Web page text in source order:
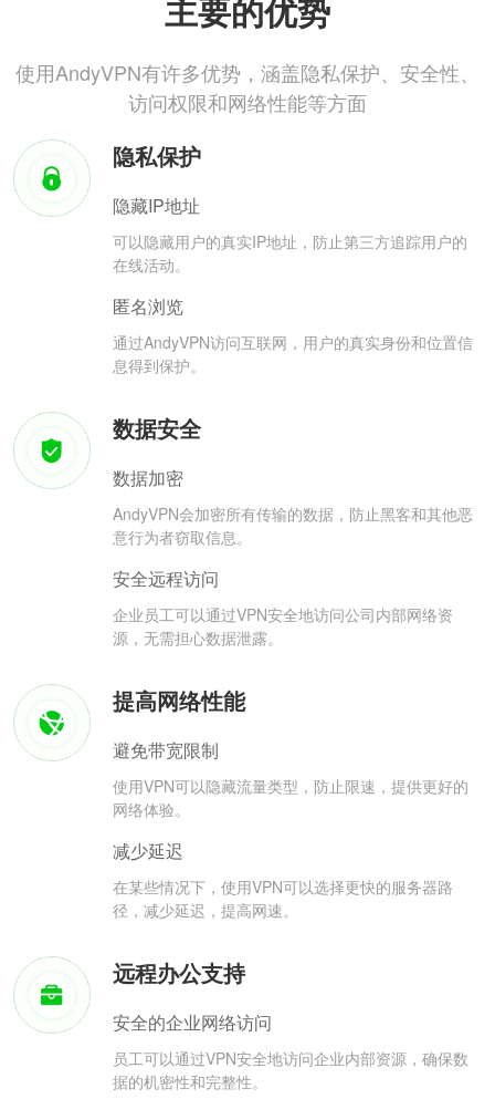
主要的优势
使用AndyVPN有许多优势，涵盖隐私保护、安全性、
访问权限和网络性能等方面
隐私保护
隐藏IP地址
可以隐藏用户的真实IP地址，防止第三方追踪用户的
在线活动。
匿名浏览
通过AndyVPN访问互联网，用户的真实身份和位置信
息得到保护。
数据安全
数据加密
AndyVPN会加密所有传输的数据，防止黑客和其他恶
意行为者窃取信息。
安全远程访问
企业员工可以通过VPN安全地访问公司内部网络资
源，无需担心数据泄露。
提高网络性能
避免带宽限制
使用VPN可以隐藏流量类型，防止限速，提供更好的
网络体验。
减少延迟
在某些情况下，使用VPN可以选择更快的服务器路
径，减少延迟，提高网速。
远程办公支持
安全的企业网络访问
员工可以通过VPN安全地访问企业内部资源，确保数
据的机密性和完整性。